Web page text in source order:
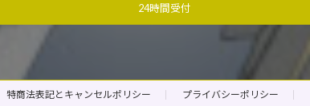
24時間受付
特商法表記とキャンセルポリシー プライバシーポリシー